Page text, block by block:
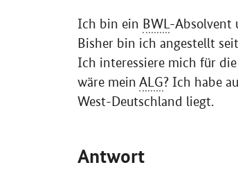
Ich bin ein BWL-Absolvent
Bisher bin ich angestellt
Ich interessiere mich für
wäre mein ALG? Ich habe
West-Deutschland liegt.
Antwort